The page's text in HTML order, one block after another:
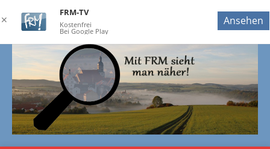
✕
FRM-TV
Kostenfrei
Bei Google Play
Ansehen